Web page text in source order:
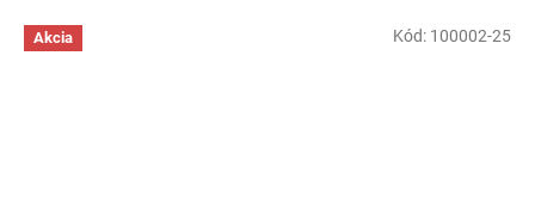
Akcia Kód: 100002-25